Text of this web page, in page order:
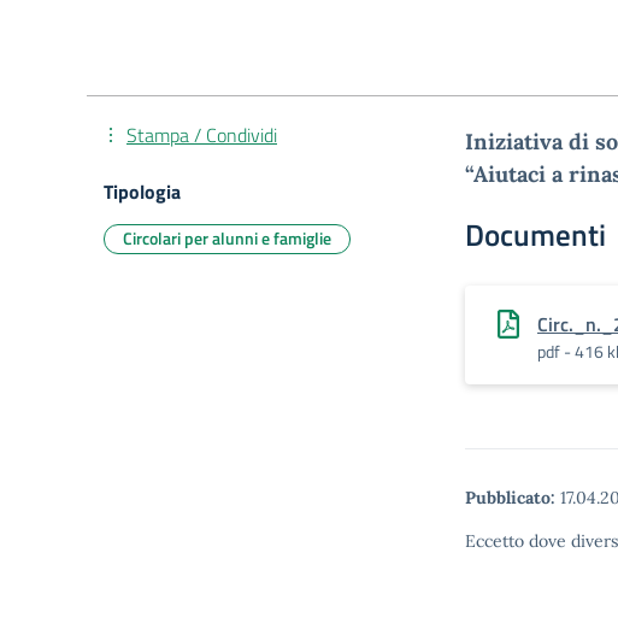
Iniziativa di
“Aiutaci a
Documenti
pdf - 416
Pubblicato:
Eccetto dove
Stampa / Condividi
Tipologia
Circolari per alunni e famiglie